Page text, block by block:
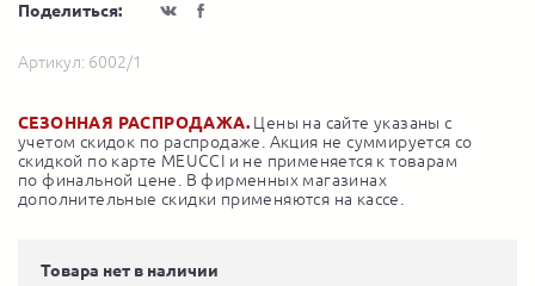
Поделиться:
Артикул: 6002/1
СЕЗОННАЯ РАСПРОДАЖА. Цены на сайте указаны с
учетом скидок по распродаже. Акция не суммируется со
скидкой по карте MEUCCI и не применяется к товарам
по финальной цене. В фирменных магазинах
дополнительные скидки применяются на кассе.
Товара нет в наличии